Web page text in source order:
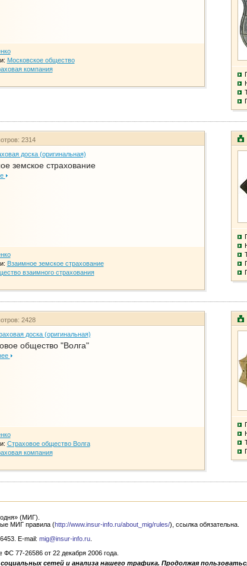
Московское общество
компания
2314
доска (оригинальная)
земское страхование
Взаимное земское страхование
взаимного страхования
2428
доска (оригинальная)
общество "Волга"
Страховое общество Волга
компания
(МИГ).
МИГ правила (http://www.insur-info.ru/about_mig/rules/), ссылка обязательна.
E-mail: mig@insur-info.ru
77-26586 от 22 декабря 2006 года.
сетей и анализа нашего трафика. Продолжая